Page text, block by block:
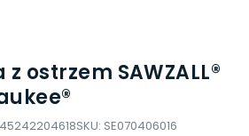
z ostrzem SAWZALL®
SKU: SE070406016